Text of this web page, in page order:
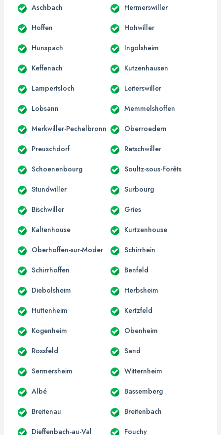
Aschbach Hermerswiller
Hoffen Hohwiller
Hunspach Ingolsheim
Keffenach Kutzenhausen
Lampertsloch Leiterswiller
Lobsann Memmelshoffen
Merkwiller-Pechelbronn Oberroedern
Preuschdorf Retschwiller
Schoenenbourg Soultz-sous-Forêts
Stundwiller Surbourg
Bischwiller Gries
Kaltenhouse Kurtzenhouse
Oberhoffen-sur-Moder Schirrhein
Schirrhoffen Benfeld
Diebolsheim Herbsheim
Huttenheim Kertzfeld
Kogenheim Obenheim
Rossfeld Sand
Sermersheim Witternheim
Albé Bassemberg
Breitenau Breitenbach
Dieffenbach-au-Val Fouchy